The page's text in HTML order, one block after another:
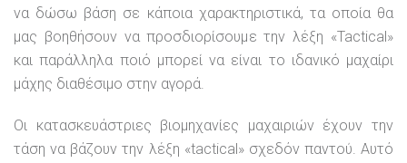
να δώσω βάση σε κάποια χαρακτηριστικά, τα οποία θα
μας βοηθήσουν να προσδιορίσουμε την λέξη «Tactical»
και παράλληλα ποιό μπορεί να είναι το ιδανικό μαχαίρι
μάχης διαθέσιμο στην αγορά.
Οι κατασκευάστριες βιομηχανίες μαχαιριών έχουν την
τάση να βάζουν την λέξη «tactical» σχεδόν παντού. Αυτό